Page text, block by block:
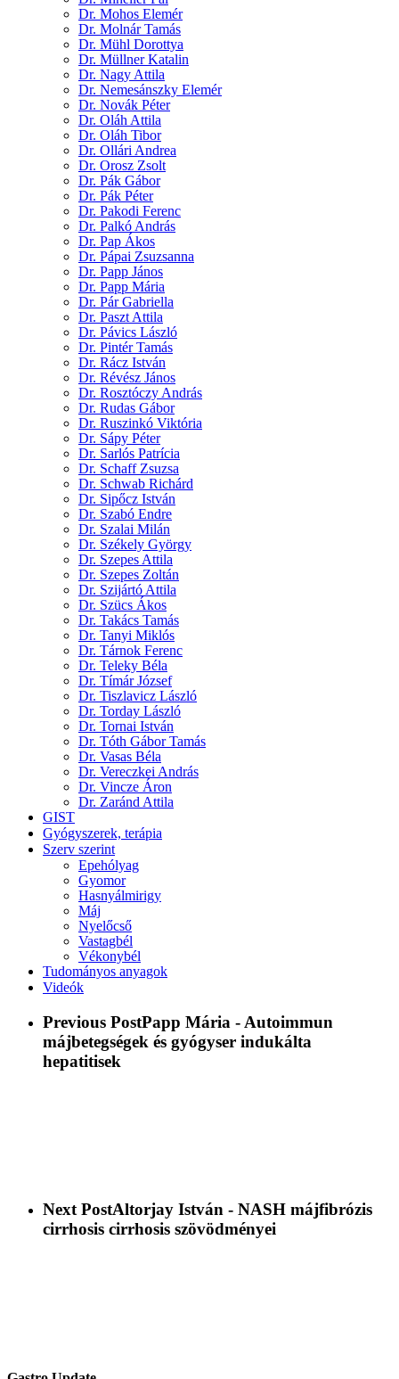
Dr. Mohos Elemér
Dr. Molnár Tamás
Dr. Mühl Dorottya
Dr. Müllner Katalin
Dr. Nagy Attila
Dr. Nemesánszky Elemér
Dr. Novák Péter
Dr. Oláh Attila
Dr. Oláh Tibor
Dr. Ollári Andrea
Dr. Orosz Zsolt
Dr. Pák Gábor
Dr. Pák Péter
Dr. Pakodi Ferenc
Dr. Palkó András
Dr. Pap Ákos
Dr. Pápai Zsuzsanna
Dr. Papp János
Dr. Papp Mária
Dr. Pár Gabriella
Dr. Paszt Attila
Dr. Pávics László
Dr. Pintér Tamás
Dr. Rácz István
Dr. Révész János
Dr. Rosztóczy András
Dr. Rudas Gábor
Dr. Ruszinkó Viktória
Dr. Sápy Péter
Dr. Sarlós Patrícia
Dr. Schaff Zsuzsa
Dr. Schwab Richárd
Dr. Sipőcz István
Dr. Szabó Endre
Dr. Szalai Milán
Dr. Székely György
Dr. Szepes Attila
Dr. Szepes Zoltán
Dr. Szijártó Attila
Dr. Szücs Ákos
Dr. Takács Tamás
Dr. Tanyi Miklós
Dr. Tárnok Ferenc
Dr. Teleky Béla
Dr. Tímár József
Dr. Tiszlavicz László
Dr. Torday László
Dr. Tornai István
Dr. Tóth Gábor Tamás
Dr. Vasas Béla
Dr. Vereczkei András
Dr. Vincze Áron
Dr. Zaránd Attila
GIST
Gyógyszerek, terápia
Szerv szerint
Epehólyag
Gyomor
Hasnyálmirigy
Máj
Nyelőcső
Vastagbél
Vékonybél
Tudományos anyagok
Videók
Previous PostPapp Mária - Autoimmun
májbetegségek és gyógyser indukálta
hepatitisek
Next PostAltorjay István - NASH májfibrózis
cirrhosis cirrhosis szövödményei